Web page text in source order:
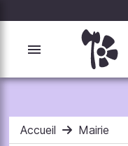
Accueil Mairie